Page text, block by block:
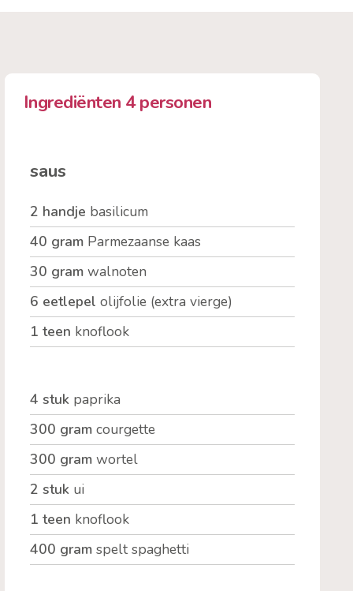
Ingrediënten 4 personen
saus
2 handje basilicum
40 gram Parmezaanse kaas
30 gram walnoten
6 eetlepel olijfolie (extra vierge)
1 teen knoflook
4 stuk paprika
300 gram courgette
300 gram wortel
2 stuk ui
1 teen knoflook
400 gram spelt spaghetti